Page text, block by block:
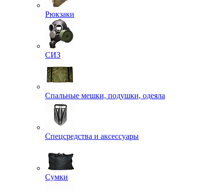
Банданы
Бейсболки
Береты
Кепки
Панамы